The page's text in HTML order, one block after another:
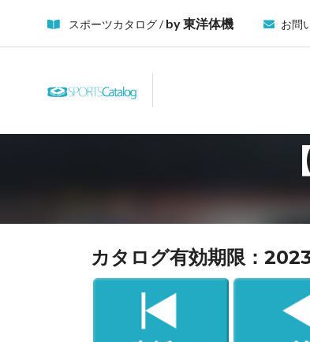
スポーツカタログ /by 東洋体機 お問
カタログ有効期限：